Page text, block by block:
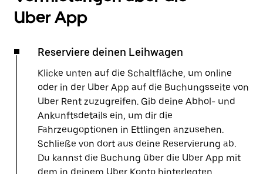
Uber App
Reserviere deinen Leihwagen
Klicke unten auf die Schaltfläche, um online
oder in der Uber App auf die Buchungsseite von
Uber Rent zuzugreifen. Gib deine Abhol- und
Ankunftsdetails ein, um dir die
Fahrzeugoptionen in Ettlingen anzusehen.
Schließe von dort aus deine Reservierung ab.
Du kannst die Buchung über die Uber App mit